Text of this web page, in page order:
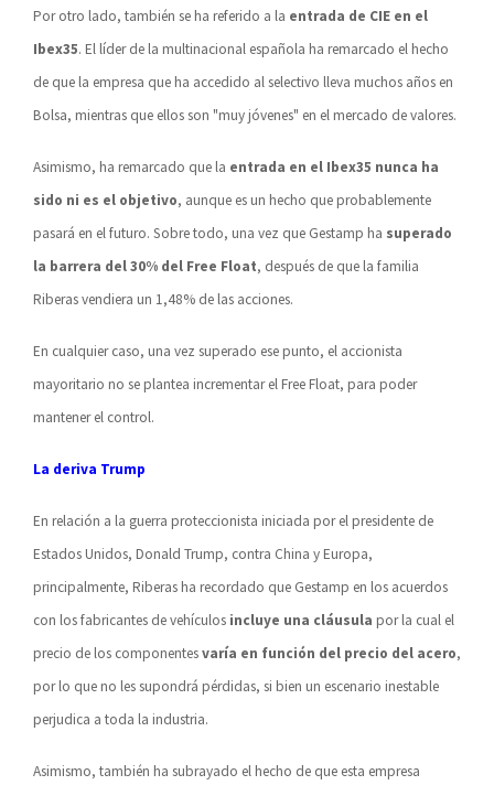
Por otro lado, también se ha referido a la entrada de CIE en el
Ibex35. El líder de la multinacional española ha remarcado el hecho
de que la empresa que ha accedido al selectivo lleva muchos años en
Bolsa, mientras que ellos son "muy jóvenes" en el mercado de valores.
Asimismo, ha remarcado que la entrada en el Ibex35 nunca ha
sido ni es el objetivo, aunque es un hecho que probablemente
pasará en el futuro. Sobre todo, una vez que Gestamp ha superado
la barrera del 30% del Free Float, después de que la familia
Riberas vendiera un 1,48% de las acciones.
En cualquier caso, una vez superado ese punto, el accionista
mayoritario no se plantea incrementar el Free Float, para poder
mantener el control.
La deriva Trump
En relación a la guerra proteccionista iniciada por el presidente de
Estados Unidos, Donald Trump, contra China y Europa,
principalmente, Riberas ha recordado que Gestamp en los acuerdos
con los fabricantes de vehículos incluye una cláusula por la cual el
precio de los componentesvaría en función del precio del acero,
por lo que no les supondrá pérdidas, si bien un escenario inestable
perjudica a toda la industria.
Asimismo, también ha subrayado el hecho de que esta empresa